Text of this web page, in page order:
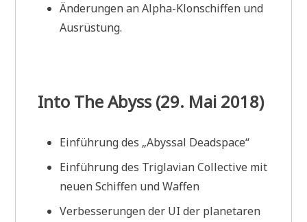
Änderungen an Alpha-Klonschiffen und
Ausrüstung.
Into The Abyss (29. Mai 2018)
Einführung des „Abyssal Deadspace“
Einführung des Triglavian Collective mit
neuen Schiffen und Waffen
Verbesserungen der UI der planetaren